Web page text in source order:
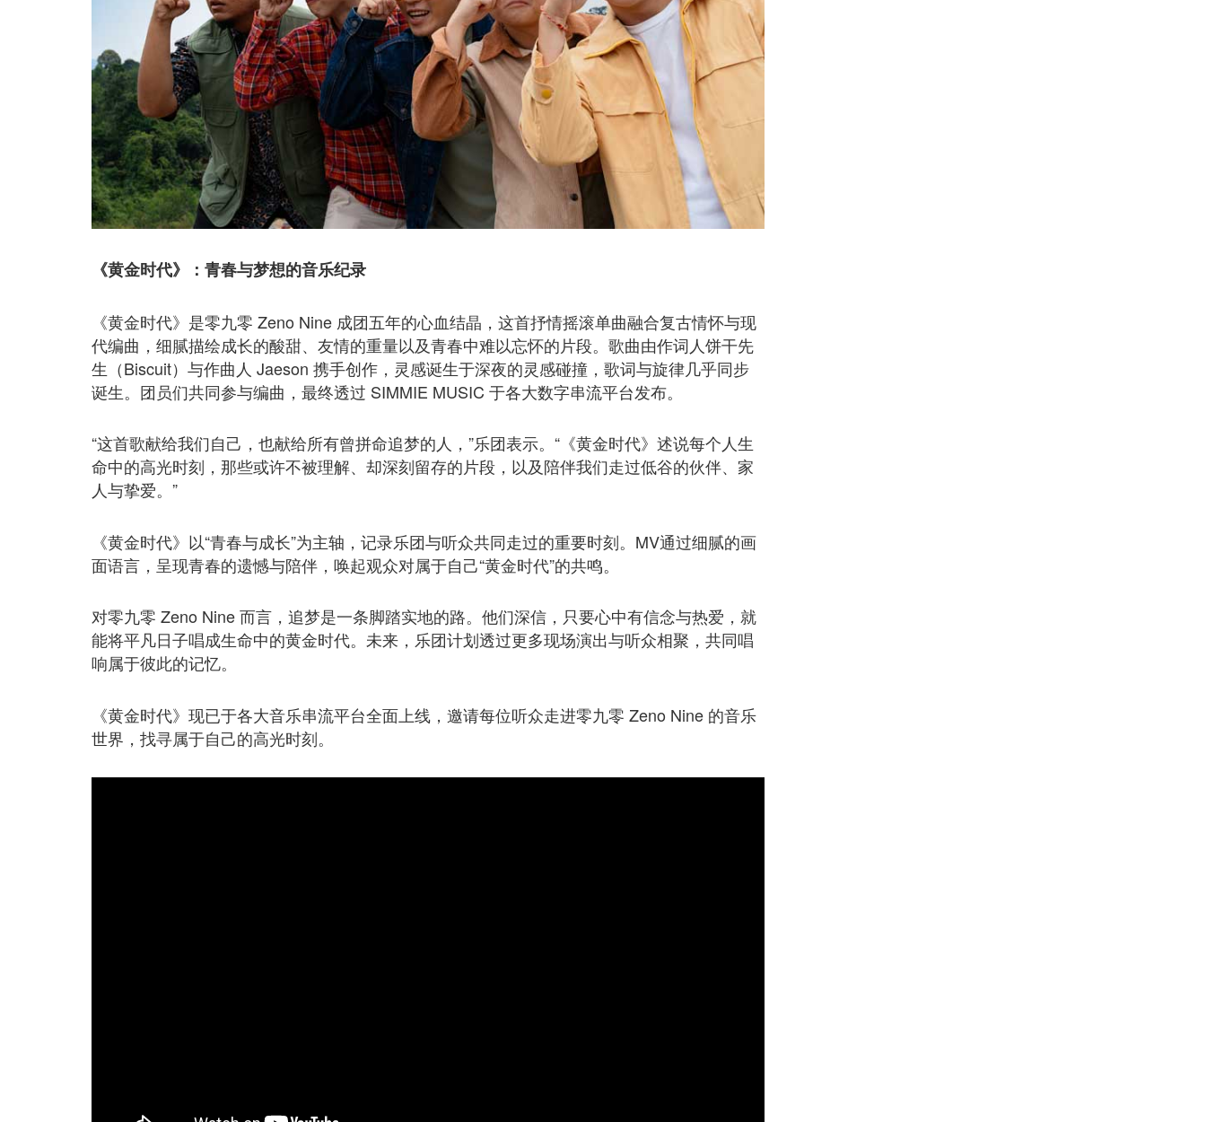
《黄金时代》：青春与梦想的音乐纪录
《黄金时代》是零九零 Zeno Nine 成团五年的心血结晶，这首抒情摇滚单曲融合复古情怀与现
代编曲，细腻描绘成长的酸甜、友情的重量以及青春中难以忘怀的片段。歌曲由作词人饼干先
生（Biscuit）与作曲人 Jaeson 携手创作，灵感诞生于深夜的灵感碰撞，歌词与旋律几乎同步
诞生。团员们共同参与编曲，最终透过 SIMMIE MUSIC 于各大数字串流平台发布。
“这首歌献给我们自己，也献给所有曾拼命追梦的人，”乐团表示。“《黄金时代》述说每个人生
命中的高光时刻，那些或许不被理解、却深刻留存的片段，以及陪伴我们走过低谷的伙伴、家
人与挚爱。”
《黄金时代》以“青春与成长”为主轴，记录乐团与听众共同走过的重要时刻。MV通过细腻的画
面语言，呈现青春的遗憾与陪伴，唤起观众对属于自己“黄金时代”的共鸣。
对零九零 Zeno Nine 而言，追梦是一条脚踏实地的路。他们深信，只要心中有信念与热爱，就
能将平凡日子唱成生命中的黄金时代。未来，乐团计划透过更多现场演出与听众相聚，共同唱
响属于彼此的记忆。
《黄金时代》现已于各大音乐串流平台全面上线，邀请每位听众走进零九零 Zeno Nine 的音乐
世界，找寻属于自己的高光时刻。